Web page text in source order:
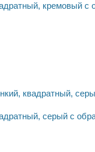
кремовый с
серый с